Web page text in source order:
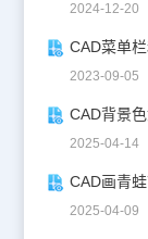
2024-12-
2023-09-
2025-04-
CAD画青
2025-04-